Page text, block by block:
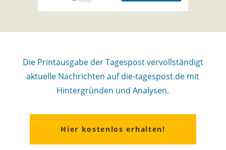
Die Printausgabe der Tagespost vervollständigt
aktuelle Nachrichten auf die-tagespost.de mit
Hintergründen und Analysen.
Hier kostenlos erhalten!